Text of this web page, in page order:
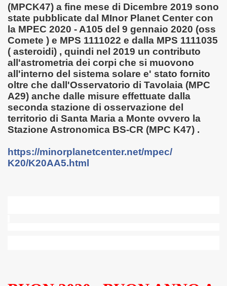
(MPCK47) a fine mese di Dicembre 2019 sono
state pubblicate dal MInor Planet Center con
la MPEC 2020 - A105 del 9 gennaio 2020 (oss
Comete ) e MPS 1111022 e dalla MPS 1111035
( asteroidi) , quindi nel 2019 un contributo
all'astrometria dei corpi che si muovono
all'interno del sistema solare e' stato fornito
oltre che dall'Osservatorio di Tavolaia (MPC
A29) anche dalle misure effettuate dalla
seconda stazione di osservazione del
territorio di Santa Maria a Monte ovvero la
Stazione Astronomica BS-CR (MPC K47) .
https://minorplanetcenter.net/mpec/
K20/K20AA5.html